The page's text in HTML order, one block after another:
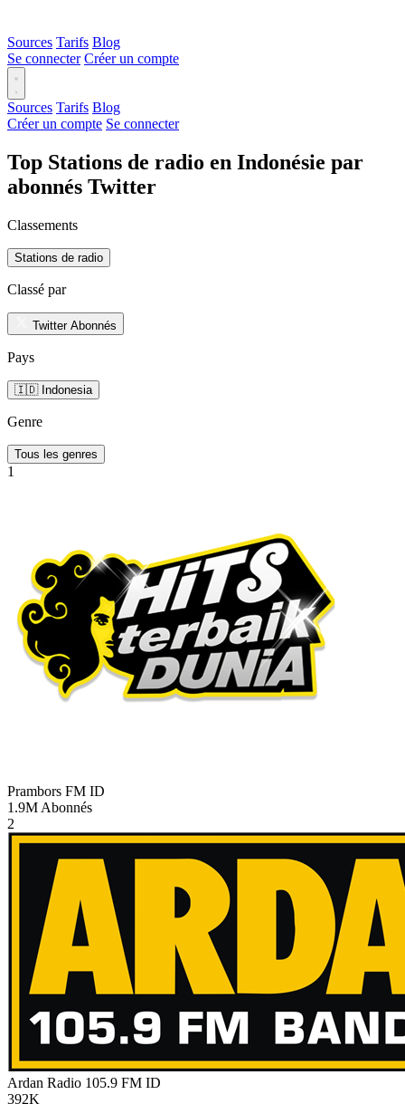
Sources Tarifs Blog
Se connecter Créer un compte
Sources Tarifs Blog
Créer un compte Se connecter
Top Stations de radio en Indonésie par
abonnés Twitter
Classements
Stations de radio
Classé par
Twitter Abonnés
Pays
🇮🇩 Indonesia
Genre
Tous les genres
1
Prambors FM ID
1.9M Abonnés
2
Ardan Radio 105.9 FM ID
392K